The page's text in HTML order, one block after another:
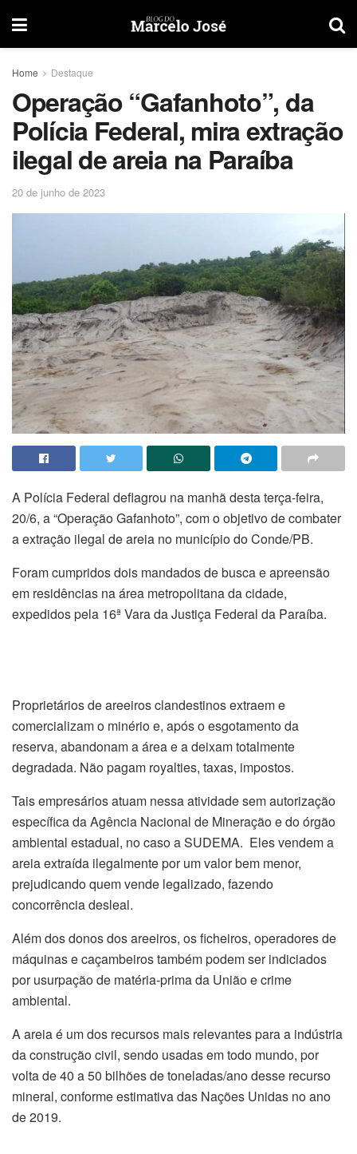
Home Destaque
Operação “Gafanhoto”, da
Polícia Federal, mira extração
ilegal de areia na Paraíba
20 de junho de 2023
A Polícia Federal deflagrou na manhã desta terça-feira,
20/6, a “Operação Gafanhoto”, com o objetivo de combater
a extração ilegal de areia no município do Conde/PB.
Foram cumpridos dois mandados de busca e apreensão
em residências na área metropolitana da cidade,
expedidos pela 16ª Vara da Justiça Federal da Paraíba.
Proprietários de areeiros clandestinos extraem e
comercializam o minério e, após o esgotamento da
reserva, abandonam a área e a deixam totalmente
degradada. Não pagam royalties, taxas, impostos.
Tais empresários atuam nessa atividade sem autorização
específica da Agência Nacional de Mineração e do órgão
ambiental estadual, no caso a SUDEMA. Eles vendem a
areia extraída ilegalmente por um valor bem menor,
prejudicando quem vende legalizado, fazendo
concorrência desleal.
Além dos donos dos areeiros, os ficheiros, operadores de
máquinas e caçambeiros também podem ser indiciados
por usurpação de matéria-prima da União e crime
ambiental.
A areia é um dos recursos mais relevantes para a indústria
da construção civil, sendo usadas em todo mundo, por
volta de 40 a 50 bilhões de toneladas/ano desse recurso
mineral, conforme estimativa das Nações Unidas no ano
de 2019.